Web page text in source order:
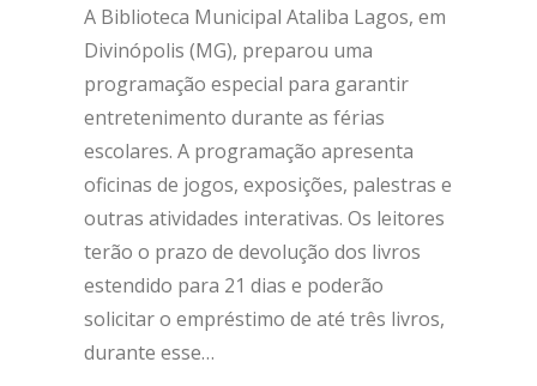
A Biblioteca Municipal Ataliba Lagos, em
Divinópolis (MG), preparou uma
programação especial para garantir
entretenimento durante as férias
escolares. A programação apresenta
oficinas de jogos, exposições, palestras e
outras atividades interativas. Os leitores
terão o prazo de devolução dos livros
estendido para 21 dias e poderão
solicitar o empréstimo de até três livros,
durante esse…